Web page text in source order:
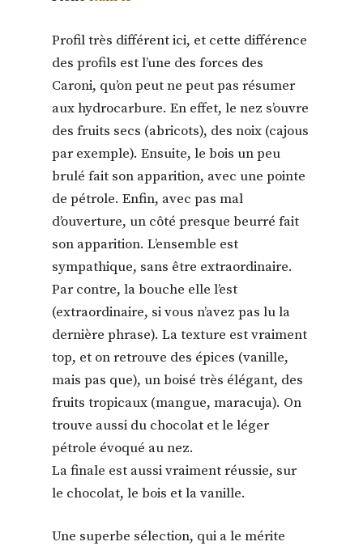
Profil très différent ici, et cette différence
des profils est l’une des forces des
Caroni, qu’on peut ne peut pas résumer
aux hydrocarbure. En effet, le nez s’ouvre
des fruits secs (abricots), des noix (cajous
par exemple). Ensuite, le bois un peu
brulé fait son apparition, avec une pointe
de pétrole. Enfin, avec pas mal
d’ouverture, un côté presque beurré fait
son apparition. L’ensemble est
sympathique, sans être extraordinaire.
Par contre, la bouche elle l’est
(extraordinaire, si vous n’avez pas lu la
dernière phrase). La texture est vraiment
top, et on retrouve des épices (vanille,
mais pas que), un boisé très élégant, des
fruits tropicaux (mangue, maracuja). On
trouve aussi du chocolat et le léger
pétrole évoqué au nez.
La finale est aussi vraiment réussie, sur
le chocolat, le bois et la vanille.
Une superbe sélection, qui a le mérite